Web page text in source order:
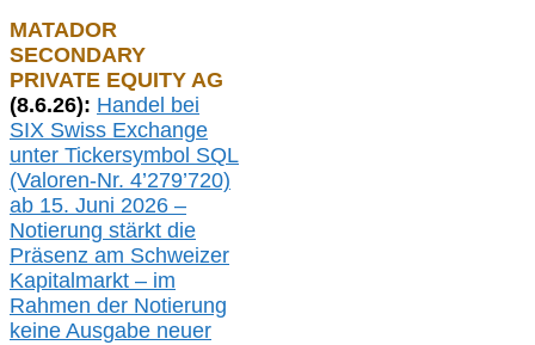
MATADOR
SECONDARY
PRIVATE EQUITY AG
(8.6.26): Handel bei
SIX Swiss Exchange
unter Tickersymbol SQL
(Valoren-Nr. 4’279’720)
ab 15. Juni 2026 –
Notierung stärkt die
Präsenz am Schweizer
Kapitalmarkt – im
Rahmen der Notierung
keine Ausgabe neuer